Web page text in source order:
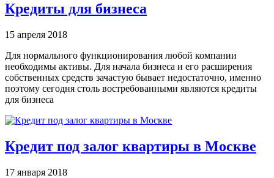
Кредиты для бизнеса
15 апреля 2018
Для нормального функционирования любой компании
необходимы активы. Для начала бизнеса и его расширения
собственных средств зачастую бывает недостаточно, именно
поэтому сегодня столь востребованными являются кредиты
для бизнеса
Кредит под залог квартиры в Москве
17 января 2018